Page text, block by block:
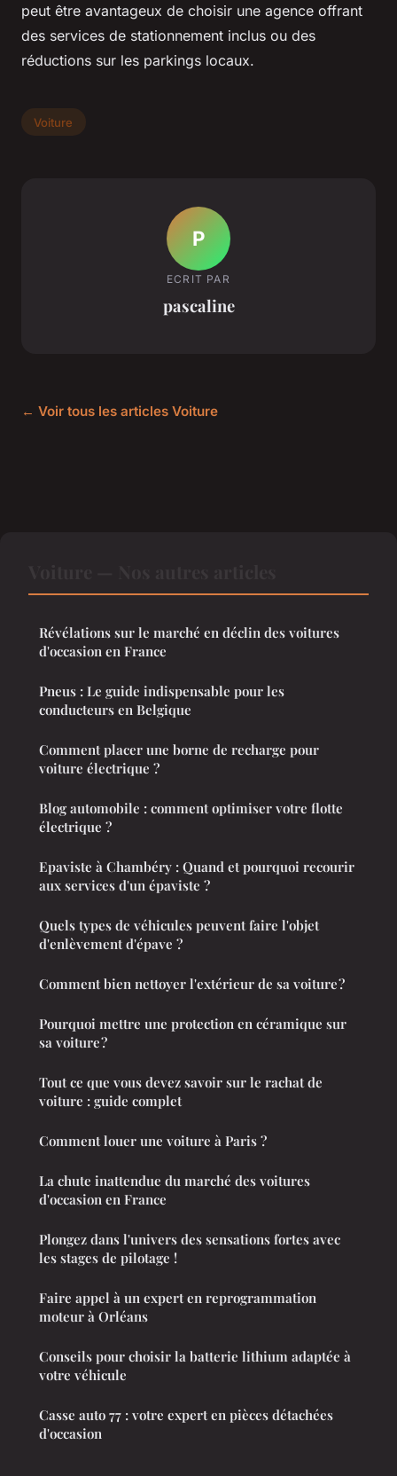
peut être avantageux de choisir une agence offrant
des services de stationnement inclus ou des
réductions sur les parkings locaux.
Voiture
P
ECRIT PAR
pascaline
← Voir tous les articles Voiture
Révélations sur le marché en déclin des voitures
d'occasion en France
Pneus : Le guide indispensable pour les
conducteurs en Belgique
Comment placer une borne de recharge pour
voiture électrique ?
Blog automobile : comment optimiser votre flotte
électrique ?
Epaviste à Chambéry : Quand et pourquoi recourir
aux services d'un épaviste ?
Quels types de véhicules peuvent faire l'objet
d'enlèvement d'épave ?
Comment bien nettoyer l'extérieur de sa voiture ?
Pourquoi mettre une protection en céramique sur
sa voiture ?
Tout ce que vous devez savoir sur le rachat de
voiture : guide complet
Comment louer une voiture à Paris ?
La chute inattendue du marché des voitures
d'occasion en France
Plongez dans l'univers des sensations fortes avec
les stages de pilotage !
Faire appel à un expert en reprogrammation
moteur à Orléans
Conseils pour choisir la batterie lithium adaptée à
votre véhicule
Casse auto 77 : votre expert en pièces détachées
d'occasion